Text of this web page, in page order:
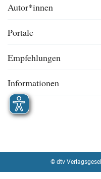
Autor*innen
Portale
Empfehlungen
Informationen
© dtv